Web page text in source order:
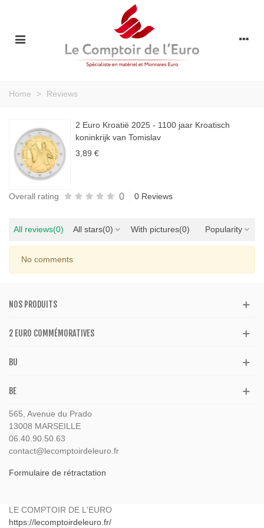
Home > Reviews
2 Euro Kroatië 2025 - 1100 jaar Kroatisch
koninkrijk van Tomislav
3,89 €
Overall rating 0 0 Reviews
All reviews(0) All stars(0) With pictures(0) Popularity
No comments
NOS PRODUITS
2 EURO COMMÉMORATIVES
BU
BE
565, Avenue du Prado
13008 MARSEILLE
06.40.90.50.63
contact@lecomptoirdeleuro.fr
Formulaire de rétractation
LE COMPTOIR DE L'EURO
https://lecomptoirdeleuro.fr/